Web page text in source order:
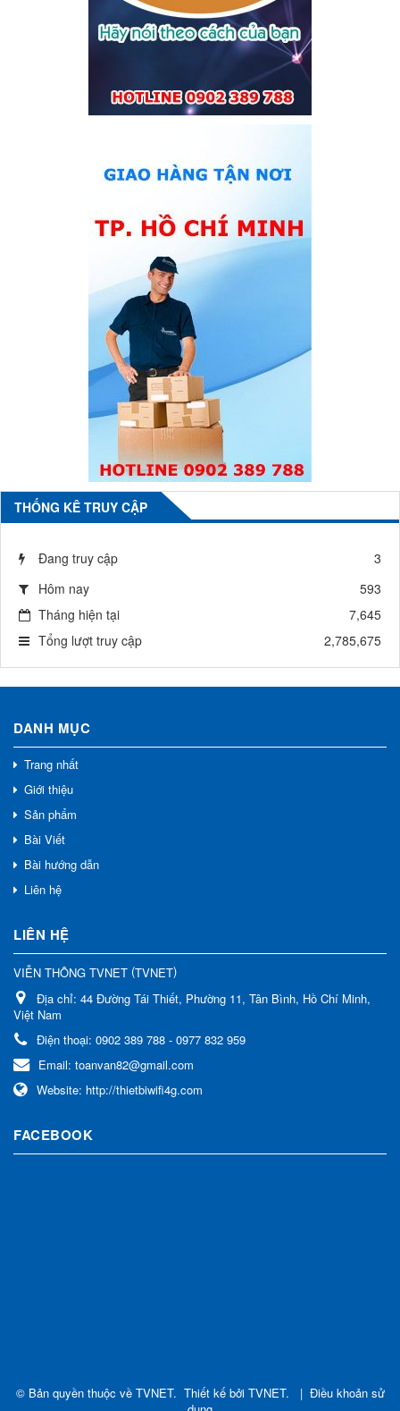
THỐNG KÊ TRUY CẬP
Đang truy cập
3
Hôm nay
593
Tháng hiện tại
7,645
Tổng lượt truy cập
2,785,675
DANH MỤC
Trang nhất
Giới thiệu
Sản phẩm
Bài Viết
Bài hướng dẫn
Liên hệ
LIÊN HỆ
VIỄN THÔNG TVNET (TVNET)
Địa chỉ: 44 Đường Tái Thiết, Phường 11, Tân Bình, Hồ Chí Minh,
Việt Nam
Điện thoại: 0902 389 788 - 0977 832 959
Email: toanvan82@gmail.com
Website: http://thietbiwifi4g.com
FACEBOOK
© Bản quyền thuộc về TVNET. Thiết kế bởi TVNET. | Điều khoản sử